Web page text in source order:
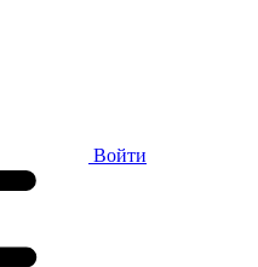
Войти